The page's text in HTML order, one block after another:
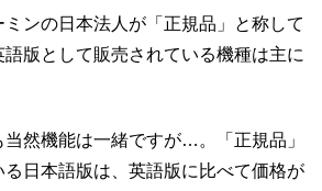
ミンの日本法人が「正規品」と称して
版として販売されている機種は主に
当然機能は一緒ですが…。「正規品」
る日本語版は、英語版に比べて価格が